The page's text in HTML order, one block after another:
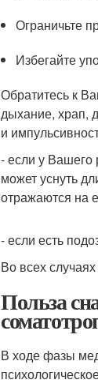
Ограничьте
Избегайте
Обратитесь к
дыхание, храп,
и
- если у Вашего
может уснуть
отражаются на
- если есть
Во всех
Польза
В ходе фазы